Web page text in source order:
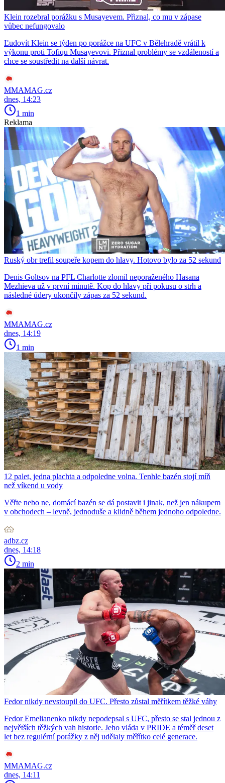
Klein rozebral porážku s Musayevem. Přiznal, co mu v zápase
vůbec nefungovalo
Ľudovít Klein se týden po porážce na UFC v Bělehradě vrátil k
výkonu proti Tofiqu Musayevovi. Přiznal problémy se vzdáleností a
chce se soustředit na další návrat.
MMAMAG.cz
dnes, 14:23
1 min
Reklama
Ruský obr trefil soupeře kopem do hlavy. Hotovo bylo za 52 sekund
Denis Goltsov na PFL Charlotte zlomil neporaženého Hasana
Mezhieva už v první minutě. Kop do hlavy při pokusu o strh a
následné údery ukončily zápas za 52 sekund.
MMAMAG.cz
dnes, 14:19
1 min
12 palet, jedna plachta a odpoledne volna. Tenhle bazén stojí míň
než víkend u vody
Věřte nebo ne, domácí bazén se dá postavit i jinak, než jen nákupem
v obchodech – levně, jednoduše a klidně během jednoho odpoledne.
adbz.cz
dnes, 14:18
2 min
Fedor nikdy nevstoupil do UFC. Přesto zůstal měřítkem těžké váhy
Fedor Emelianenko nikdy nepodepsal s UFC, přesto se stal jednou z
největších těžkých vah historie. Jeho vláda v PRIDE a téměř deset
let bez regulérní porážky z něj udělaly měřítko celé generace.
MMAMAG.cz
dnes, 14:11